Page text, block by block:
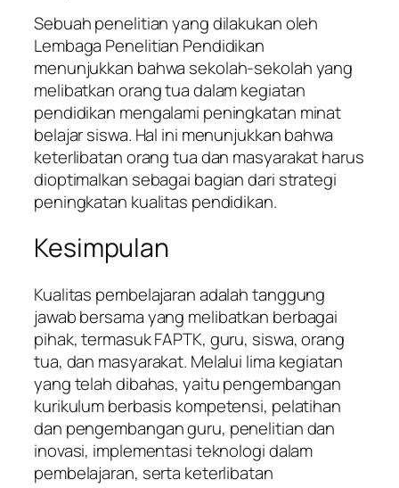
Sebuah penelitian yang dilakukan oleh
Lembaga Penelitian Pendidikan
menunjukkan bahwa sekolah-sekolah yang
melibatkan orang tua dalam kegiatan
pendidikan mengalami peningkatan minat
belajar siswa. Hal ini menunjukkan bahwa
keterlibatan orang tua dan masyarakat harus
dioptimalkan sebagai bagian dari strategi
peningkatan kualitas pendidikan.
Kesimpulan
Kualitas pembelajaran adalah tanggung
jawab bersama yang melibatkan berbagai
pihak, termasuk FAPTK, guru, siswa, orang
tua, dan masyarakat. Melalui lima kegiatan
yang telah dibahas, yaitu pengembangan
kurikulum berbasis kompetensi, pelatihan
dan pengembangan guru, penelitian dan
inovasi, implementasi teknologi dalam
pembelajaran, serta keterlibatan